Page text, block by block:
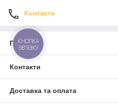
Контакти
Про нас
Контакти
Доставка та оплата
КНОПКА
ЗВ'ЯЗКУ